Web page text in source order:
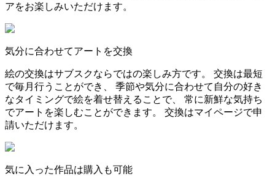
アをお楽しみいただけます。
気分に合わせてアートを交換
絵の交換はサブスクならではの楽しみ方です。 交換は最短
で毎月行うことができ、 季節や気分に合わせて自分の好き
なタイミングで絵を着せ替えることで、 常に新鮮な気持ち
でアートを楽しむことができます。 交換はマイページで申
請いただけます。
気に入った作品は購入も可能